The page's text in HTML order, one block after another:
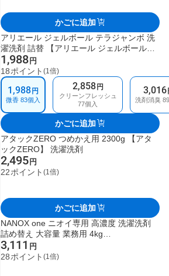
かごに追加
アリエール ジェルボール テラジャンボ 洗
濯洗剤 詰替 【アリエール ジェルボール】
プロパワー クリーンフレッシュ 77個入 /
微香 83個入 / レギュラー 洗浄消臭 89個入
/ 部屋干し用 89個入
1,988 円
18ポイント (1倍)
1,988 円
微香 83個入
2,858 円
クリーンフレッシュ
77個入
3,016
洗剤消臭
かごに追加
アタックZERO つめかえ用 2300g 【アタ
ックZERO】 洗濯洗剤
2,495 円
22ポイント (1倍)
かごに追加
NANOX one ニオイ専用 高濃度 洗濯洗剤
詰め替え 大容量 業務用 4kg
【NANOXone】 洗濯洗剤 ノズル有（付
属品）
3,111 円
28ポイント (1倍)